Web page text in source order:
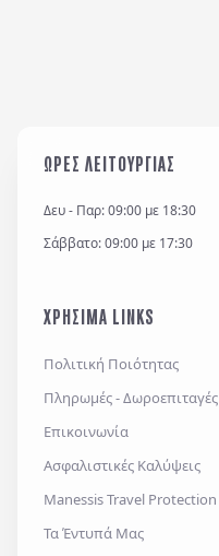
ΩΡΕΣ ΛΕΙΤΟΥΡΓΙΑΣ
Δευ - Παρ: 09:00 με 18:30
Σάββατο: 09:00 με 17:30
ΧΡΗΣΙΜΑ LINKS
Πολιτική Ποιότητας
Πληρωμές - Δωροεπιταγές
Επικοινωνία
Ασφαλιστικές Καλύψεις
Manessis Travel Protection
Τα Έντυπά Μας